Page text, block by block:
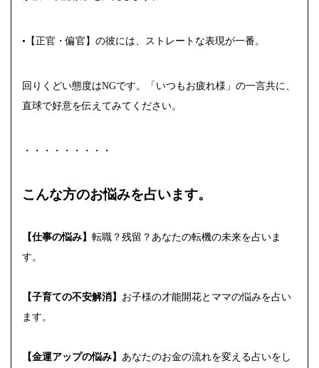
•【正官・偏官】の彼には、ストレートな表現が一番。
回りくどい態度はNGです。「いつもお疲れ様」の一言共に、
直球で好意を伝えてみてください。
・・・・・・・・・
こんな方のお悩みを占います。
【仕事の悩み】 転職？残留？あなたの転機の未来を占いま
す。
【子育ての不安解消】 お子様の才能開花とママの悩みを占い
ます。
【金運アップの悩み】 あなたのお金の流れを変える占いをし